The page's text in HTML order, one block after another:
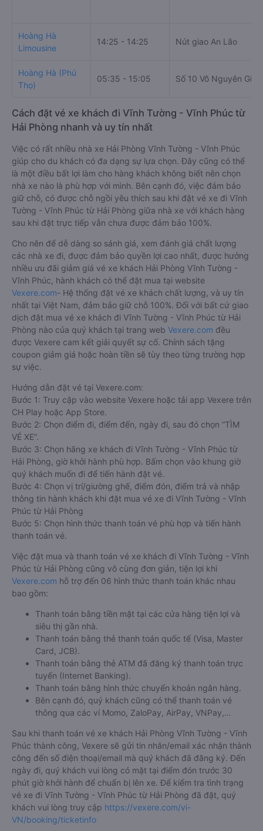
Hoàng Hà
Limousine
14:25 - 14:25 Nút giao An Lão
Hoàng Hà (Phú
Thọ)
05:35 - 15:05 Số 10 Võ Nguyên Giáp
Cách đặt vé xe khách đi Vĩnh Tường - Vĩnh Phúc từ
Hải Phòng nhanh và uy tín nhất
Việc có rất nhiều nhà xe Hải Phòng Vĩnh Tường - Vĩnh Phúc
giúp cho du khách có đa dạng sự lựa chọn. Đây cũng có thể
là một điều bất lợi làm cho hàng khách không biết nên chọn
nhà xe nào là phù hợp với mình. Bên cạnh đó, việc đảm bảo
giữ chỗ, có được chỗ ngồi yêu thích sau khi đặt vé xe đi Vĩnh
Tường - Vĩnh Phúc từ Hải Phòng giữa nhà xe với khách hàng
sau khi đặt trực tiếp vẫn chưa được đảm bảo 100%.
Cho nên để dễ dàng so sánh giá, xem đánh giá chất lượng
các nhà xe đi, được đảm bảo quyền lợi cao nhất, được hưởng
nhiều ưu đãi giảm giá vé xe khách Hải Phòng Vĩnh Tường -
Vĩnh Phúc, hành khách có thể đặt mua tại website
Vexere.com- Hệ thống đặt vé xe khách chất lượng, và uy tín
nhất tại Việt Nam, đảm bảo giữ chỗ 100%. Đối với bất cứ giao
dịch đặt mua vé xe khách đi Vĩnh Tường - Vĩnh Phúc từ Hải
Phòng nào của quý khách tại trang web Vexere.com đều
được Vexere cam kết giải quyết sự cố. Chính sách tặng
coupon giảm giá hoặc hoàn tiền sẽ tùy theo từng trường hợp
sự việc.
Hướng dẫn đặt vé tại Vexere.com:
Bước 1: Truy cập vào website Vexere hoặc tải app Vexere trên
CH Play hoặc App Store.
Bước 2: Chọn điểm đi, điểm đến, ngày đi, sau đó chọn “TÌM
VÉ XE”.
Bước 3: Chọn hãng xe khách đi Vĩnh Tường - Vĩnh Phúc từ
Hải Phòng, giờ khởi hành phù hợp. Bấm chọn vào khung giờ
quý khách muốn đi để tiến hành đặt vé.
Bước 4: Chọn vị trí/giường ghế, điểm đón, điểm trả và nhập
thông tin hành khách khi đặt mua vé xe đi Vĩnh Tường - Vĩnh
Phúc từ Hải Phòng
Bước 5: Chọn hình thức thanh toán vé phù hợp và tiến hành
thanh toán vé.
Việc đặt mua và thanh toán vé xe khách đi Vĩnh Tường - Vĩnh
Phúc từ Hải Phòng cũng vô cùng đơn giản, tiện lợi khi
Vexere.com hỗ trợ đến 06 hình thức thanh toán khác nhau
bao gồm:
Thanh toán bằng tiền mặt tại các cửa hàng tiện lợi và
siêu thị gần nhà.
Thanh toán bằng thẻ thanh toán quốc tế (Visa, Master
Card, JCB).
Thanh toán bằng thẻ ATM đã đăng ký thanh toán trực
tuyến (Internet Banking).
Thanh toán bằng hình thức chuyển khoản ngân hàng.
Bên cạnh đó, quý khách cũng có thể thanh toán vé
thông qua các ví Momo, ZaloPay, AirPay, VNPay,…
Sau khi thanh toán vé xe khách Hải Phòng Vĩnh Tường - Vĩnh
Phúc thành công, Vexere sẽ gửi tin nhắn/email xác nhận thành
công đến số điện thoại/email mà quý khách đã đăng ký. Đến
ngày đi, quý khách vui lòng có mặt tại điểm đón trước 30
phút giờ khởi hành để chuẩn bị lên xe. Để kiểm tra tình trạng
vé xe đi Vĩnh Tường - Vĩnh Phúc từ Hải Phòng đã đặt, quý
khách vui lòng truy cập https://vexere.com/vi-
VN/booking/ticketinfo